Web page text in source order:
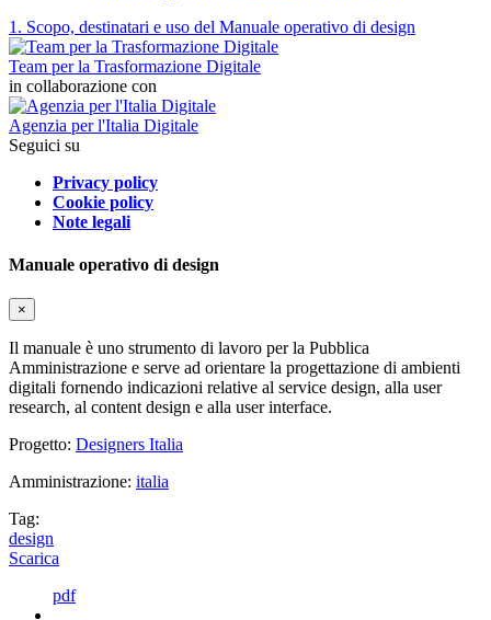
1. Scopo, destinatari e uso del Manuale operativo di design
Team per la Trasformazione Digitale
in collaborazione con
Agenzia per l'Italia Digitale
Seguici su
Privacy policy
Cookie policy
Note legali
Manuale operativo di design
×
Il manuale è uno strumento di lavoro per la Pubblica
Amministrazione e serve ad orientare la progettazione di ambienti
digitali fornendo indicazioni relative al service design, alla user
research, al content design e alla user interface.
Progetto: Designers Italia
Amministrazione: italia
Tag:
design
Scarica
pdf